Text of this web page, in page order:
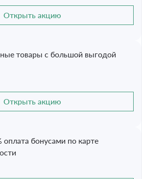
Открыть акцию
товары с большой выгодой
Открыть акцию
оплата бонусами по карте